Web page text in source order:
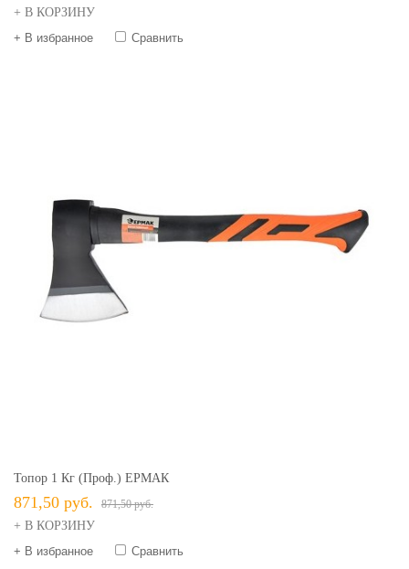
+ В КОРЗИНУ
+ В избранное
Сравнить
Топор 1 Кг (проф.) ЕРМАК
871,50 руб. 871,50 руб.
+ В КОРЗИНУ
+ В избранное
Сравнить